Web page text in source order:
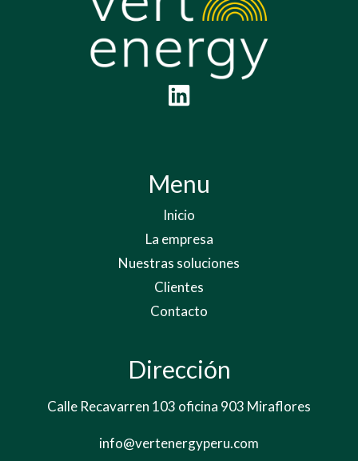
Menu
Inicio
La empresa
Nuestras soluciones
Clientes
Contacto
Dirección
Calle Recavarren 103 oficina 903 Miraflores
info@vertenergyperu.com